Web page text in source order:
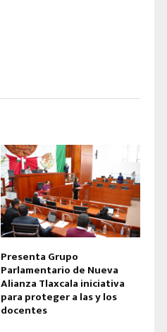
Presenta Grupo
Parlamentario de Nueva
Alianza Tlaxcala iniciativa
para proteger a las y los
docentes